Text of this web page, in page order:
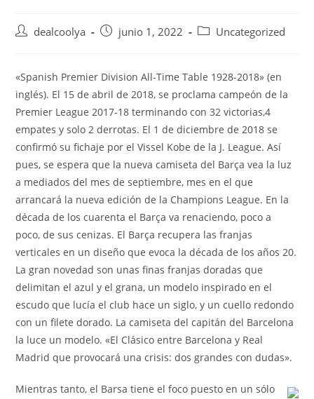
Autor
entrada:
dealcoolya
Publicación
entrada:
junio 1, 2022
Categoría
entrada:
Uncategorized
«Spanish Premier Division All-Time Table 1928-2018» (en
inglés). El 15 de abril de 2018, se proclama campeón de la
Premier League 2017-18 terminando con 32 victorias,4
empates y solo 2 derrotas. El 1 de diciembre de 2018 se
confirmó su fichaje por el Vissel Kobe de la J. League. Así
pues, se espera que la nueva camiseta del Barça vea la luz
a mediados del mes de septiembre, mes en el que
arrancará la nueva edición de la Champions League. En la
década de los cuarenta el Barça va renaciendo, poco a
poco, de sus cenizas. El Barça recupera las franjas
verticales en un diseño que evoca la década de los años 20.
La gran novedad son unas finas franjas doradas que
delimitan el azul y el grana, un modelo inspirado en el
escudo que lucía el club hace un siglo, y un cuello redondo
con un filete dorado. La camiseta del capitán del Barcelona
la luce un modelo. «El Clásico entre Barcelona y Real
Madrid que provocará una crisis: dos grandes con dudas».
Mientras tanto, el Barsa tiene el foco puesto en un sólo